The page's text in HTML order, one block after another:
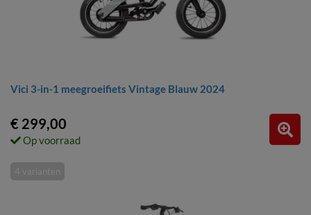
Vici 3-in-1 meegroeifiets Vintage Blauw 2024
€ 299,00
Op voorraad
4 varianten